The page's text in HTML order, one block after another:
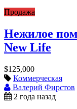
Продажа
Нежилое
New Life
$125,000
Коммерческая
Валерий Фирстов
2 года назад